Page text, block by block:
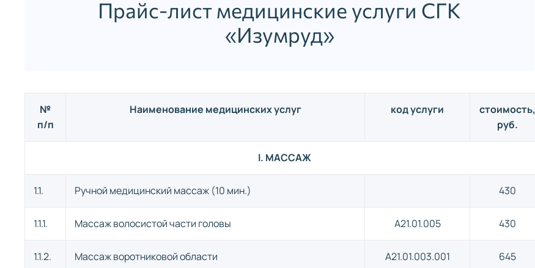
Прайс-лист медицинские услуги СГК
«Изумруд»
№
п/п
Наименование медицинских услуг код услуги
стоимость,
руб.
I. МАССАЖ
1.1. Ручной медицинский массаж (10 мин.) 430
1.1.1. Массаж волосистой части головы A21.01.005 430
1.1.2. Массаж воротниковой области A21.01.003.001 645